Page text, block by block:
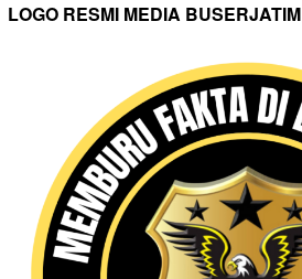
LOGO RESMI MEDIA BUSERJATIM